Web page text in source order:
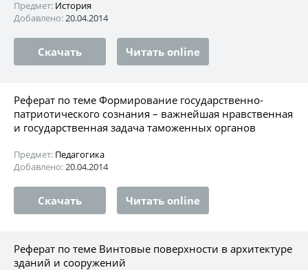
Предмет: История
Добавлено:20.04.2014
Скачать Читать online
Реферат по теме Формирование государственно-
патриотического сознания – важнейшая нравственная
и государственная задача таможенных органов
Предмет: Педагогика
Добавлено:20.04.2014
Скачать Читать online
Реферат по теме Винтовые поверхности в архитектуре
зданий и сооружений